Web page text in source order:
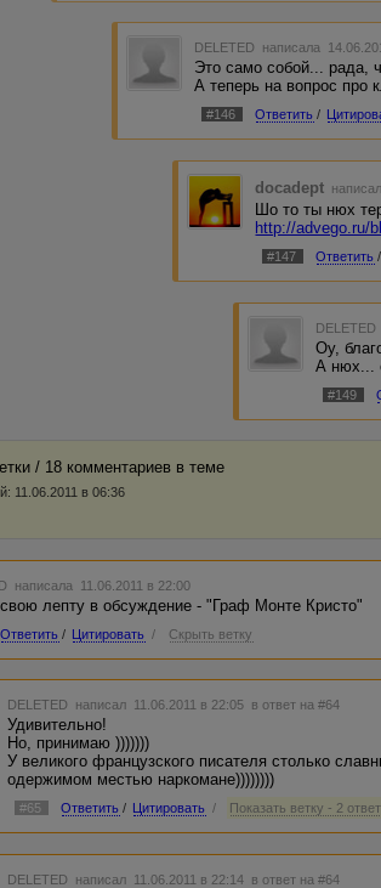
DELETED написала
Это само собой... рада,
А теперь на вопрос про
#146 Ответить /
docadept
Шо то ты нюх
http://advego.ru/
#147 Ответить /
DELETED
Оу,
А нюх...
#149
/ 18 комментариев в темe
11.06.2011 в 06:36
написала 11.06.2011 в 22:00
лепту в обсуждение - "Граф Монте Кристо"
Ответить / Цитировать / Скрыть ветку
DELETED написал 11.06.2011 в 22:05 в ответ на #64
Удивительно!
Но, принимаю )))))))
У великого французского писателя столько
одержимом местью наркомане))))))))
#65 Ответить / Цитировать / Показать ветку - 2
DELETED написал 11.06.2011 в 22:14 в ответ на #64